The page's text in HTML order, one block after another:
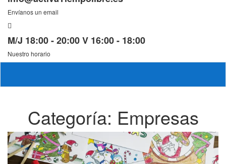
Envíanos un email
M/J 18:00 - 20:00 V 16:00 - 18:00
Nuestro horario
Categoría: Empresas